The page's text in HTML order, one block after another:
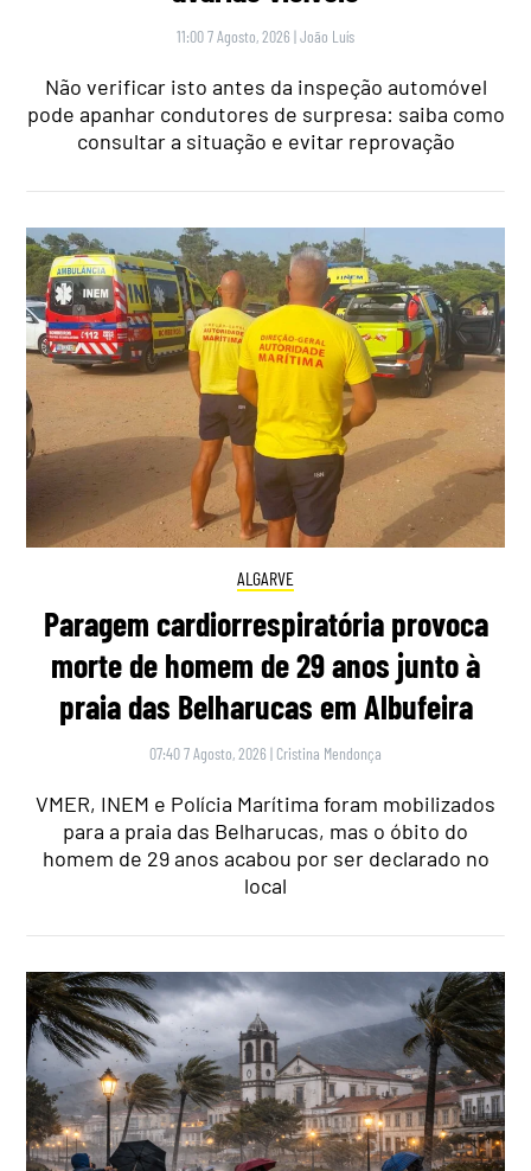
11:00 7 Agosto, 2026 |João Luís
Não verificar isto antes da inspeção automóvel
pode apanhar condutores de surpresa: saiba como
consultar a situação e evitar reprovação
ALGARVE
Paragem cardiorrespiratória provoca
morte de homem de 29 anos junto à
praia das Belharucas em Albufeira
07:40 7 Agosto, 2026 | Cristina Mendonça
VMER, INEM e Polícia Marítima foram mobilizados
para a praia das Belharucas, mas o óbito do
homem de 29 anos acabou por ser declarado no
local